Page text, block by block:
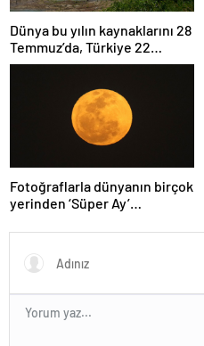
Dünya bu yılın kaynaklarını 28
Temmuz’da, Türkiye 22
Haziran’da tüketti
Fotoğraflarla dünyanın birçok
yerinden ‘Süper Ay’